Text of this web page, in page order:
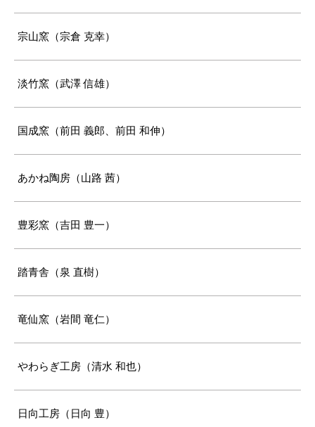
宗山窯（宗倉 克幸）
淡竹窯（武澤 信雄）
国成窯（前田 義郎、前田 和伸）
あかね陶房（山路 茜）
豊彩窯（吉田 豊一）
踏青舎（泉 直樹）
竜仙窯（岩間 竜仁）
やわらぎ工房（清水 和也）
日向工房（日向 豊）